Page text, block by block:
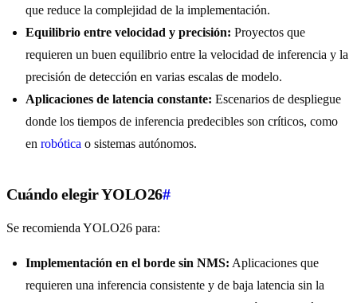
que reduce la complejidad de la implementación.
Equilibrio entre velocidad y precisión: Proyectos que
requieren un buen equilibrio entre la velocidad de inferencia y la
precisión de detección en varias escalas de modelo.
Aplicaciones de latencia constante: Escenarios de despliegue
donde los tiempos de inferencia predecibles son críticos, como
en robótica o sistemas autónomos.
Cuándo elegir YOLO26#
Se recomienda YOLO26 para:
Implementación en el borde sin NMS: Aplicaciones que
requieren una inferencia consistente y de baja latencia sin la